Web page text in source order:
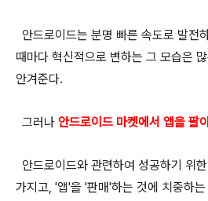
안드로이드는 분명 빠른 속도로 발전
때마다 혁신적으로 변하는 그 모습은
안겨준다.
그러나 안드로이드 마켓에서 앱을 팔
안드로이드와 관련하여 성공하기 위
가지고, '앱'을 '판매'하는 것에 치중하